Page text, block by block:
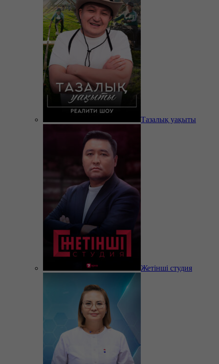
Тазалық уақыты
Жетінші студия